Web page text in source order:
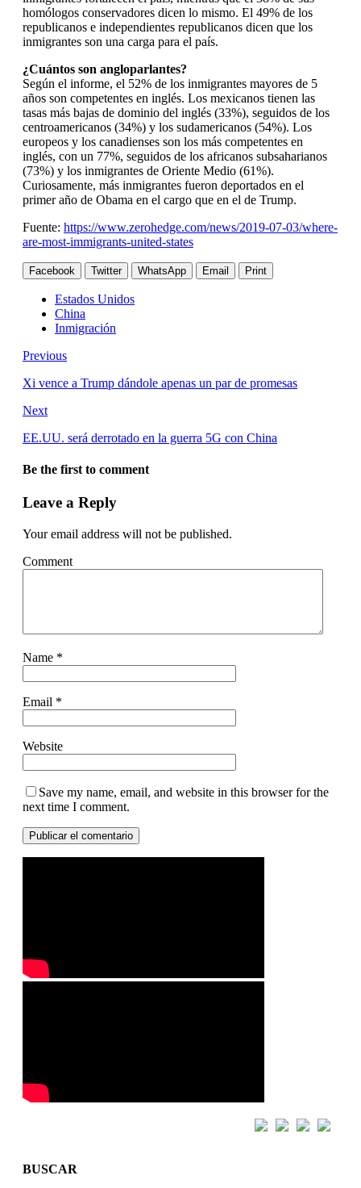
homólogos conservadores dicen lo mismo. El 49% de los
republicanos e independientes republicanos dicen que los
inmigrantes son una carga para el país.
¿Cuántos son angloparlantes?
Según el informe, el 52% de los inmigrantes mayores de 5
años son competentes en inglés. Los mexicanos tienen las
tasas más bajas de dominio del inglés (33%), seguidos de los
centroamericanos (34%) y los sudamericanos (54%). Los
europeos y los canadienses son los más competentes en
inglés, con un 77%, seguidos de los africanos subsaharianos
(73%) y los inmigrantes de Oriente Medio (61%).
Curiosamente, más inmigrantes fueron deportados en el
primer año de Obama en el cargo que en el de Trump.
Fuente: https://www.zerohedge.com/news/2019-07-03/where-
are-most-immigrants-united-states
Facebook Twitter WhatsApp Email Print
Estados Unidos
China
Inmigración
Previous
Xi vence a Trump dándole apenas un par de promesas
Next
EE.UU. será derrotado en la guerra 5G con China
Be the first to comment
Leave a Reply
Your email address will not be published.
Comment
Name *
Email *
Website
Save my name, email, and website in this browser for the
next time I comment.
BUSCAR